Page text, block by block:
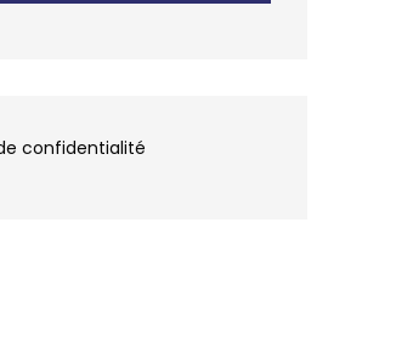
confidentialité